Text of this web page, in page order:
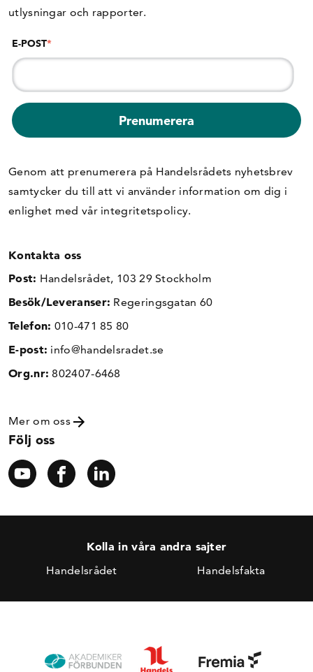
utlysningar och rapporter.
E-POST*
Genom att prenumerera på Handelsrådets nyhetsbrev
samtycker du till att vi använder information om dig i
enlighet med vår integritetspolicy.
Kontakta oss
Post: Handelsrådet, 103 29 Stockholm
Besök/Leveranser: Regeringsgatan 60
Telefon: 010-471 85 80
E-post: info@handelsradet.se
Org.nr: 802407-6468
Mer om oss
Följ oss
Kolla in våra andra sajter
Handelsrådet Handelsfakta